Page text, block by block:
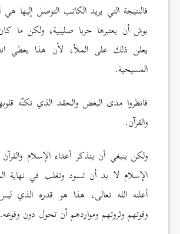
فالنتيجة التي يريد الكاتب التوصل إليها
بوش أن يعتبرها حربا صليبية، ولكن ما
يعلن ذلك على الملأ، لأن هذا يعطي
المسيحية.
فانظروا مدى البغض والحقد الذي تكنّه
والقرآن.
ولكن ينبغي أن يتذكر أعداء الإسلام
الإسلام لا بد أن تسود وتغلب في نهاية
أعلنه الله تعالى، هذا هو قدره الذي
وقوتهم وثروتهم ومواردهم أن تحول دون وقوعه.